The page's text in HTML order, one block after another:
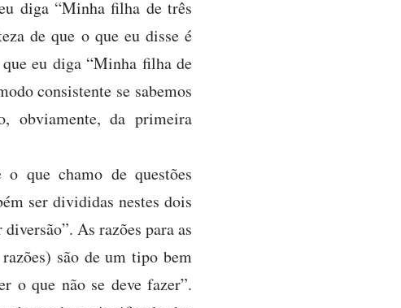
diga “Minha filha de três
de que o que eu disse é
eu diga “Minha filha de
consistente se sabemos
obviamente, da primeira
que chamo de questões
ser divididas nestes dois
As razões para as
são de um tipo bem
o que não se deve fazer”.